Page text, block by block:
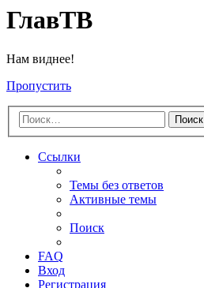
ГлавТВ
Нам виднее!
Пропустить
Поиск
Ссылки
Темы без ответов
Активные темы
Поиск
FAQ
Вход
Регистрация